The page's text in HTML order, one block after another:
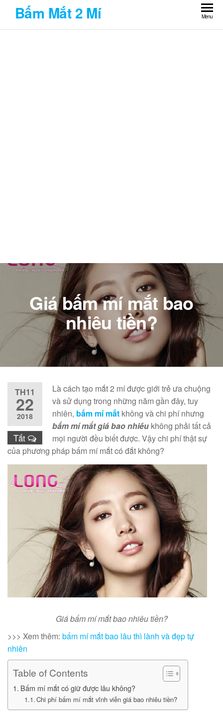
the
Bấm Mắt 2 Mí Menu
Giá bấm mí mắt bao
nhiêu tiền?
TH11
22
2018
Tắt
Là cách tạo mắt 2 mí được giới trẻ ưa chuộng
và sử dụng trong những năm gần đây, tuy
nhiên, bấm mí mắt không và chi phí nhưng
bấm mí mắt giá bao nhiêu không phải tất cả
mọi người đều biết được. Vậy chi phí thật sự
của phương pháp bấm mí mắt có đắt không?
Giá bấm mí mắt bao nhiêu tiền?
>>> Xem thêm: bấm mí mắt bao lâu thì lành và đẹp tự
nhiên
Table of Contents
Bấm mí mắt có giữ được lâu không?
Chi phí bấm mí mắt vĩnh viễn giá bao nhiêu tiền?